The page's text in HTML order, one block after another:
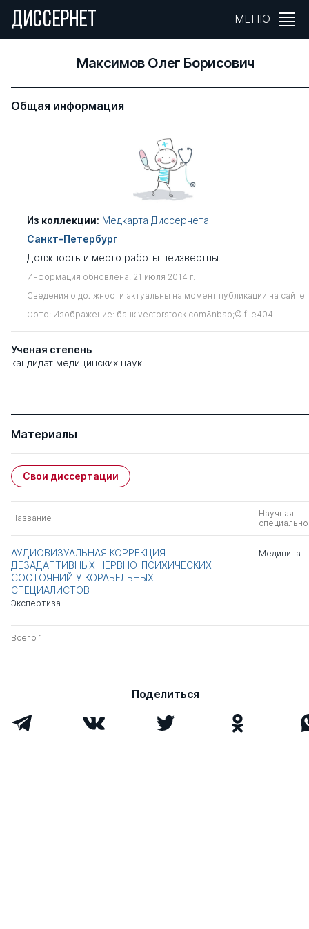
ДИССЕРНЕТ МЕНЮ
Максимов Олег Борисович
Общая информация
Из коллекции: Медкарта Диссернета
Санкт-Петербург
Должность и место работы неизвестны.
Информация обновлена: 21 июля 2014 г.
Сведения о должности актуальны на момент публикации на сайте
Фото: Изображение: банк vectorstock.com&nbsp;© file404
Ученая степень
кандидат медицинских наук
Материалы
Свои диссертации
Название
Научная
АУДИОВИЗУАЛЬНАЯ КОРРЕКЦИЯ
ДЕЗАДАПТИВНЫХ НЕРВНО-ПСИХИЧЕСКИХ
СОСТОЯНИЙ У КОРАБЕЛЬНЫХ
СПЕЦИАЛИСТОВ
Экспертиза
Медицина
Всего 1
Поделиться